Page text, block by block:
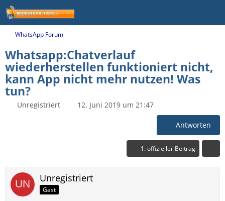
WhatsApp Forum
Whatsapp:Chatverlauf
wiederherstellen funktioniert nicht,
kann App nicht mehr nutzen! Was
tun?
Unregistriert 12. Juni 2019 um 21:47
Antworten
1. offizieller Beitrag
Unregistriert
Gast